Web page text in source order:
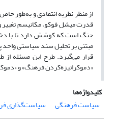
از منظر نظریه انتقادی و به‌طور
قدرت میشل فوکو، مکانیسم
جنگ است که کوشش دارد تا با
قرار می‌گیرد. طرح این مسئله
«دموکراتیزه‌کردن فرهنگ» و
کلیدواژه‌ها
سیاست فرهنگی
سیاست‌گذاری